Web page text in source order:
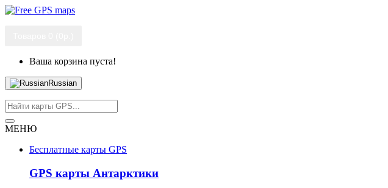
Ваша корзина пуста!
Russian
МЕНЮ
Бесплатные карты GPS
GPS карты Антарктики